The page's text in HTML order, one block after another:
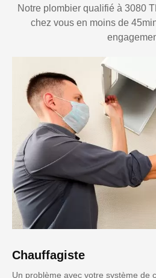
Notre plombier qualifié à 3080
chez vous en moins de
Chauffagiste
Un problème avec votre système de